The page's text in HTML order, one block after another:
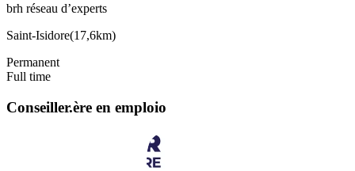
brh réseau d’experts
Saint-Isidore(17,6km)
Permanent
Full time
Conseiller.ère en emploio